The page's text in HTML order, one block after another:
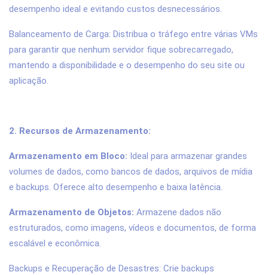
desempenho ideal e evitando custos desnecessários.
Balanceamento de Carga: Distribua o tráfego entre várias VMs
para garantir que nenhum servidor fique sobrecarregado,
mantendo a disponibilidade e o desempenho do seu site ou
aplicação.
2. Recursos de Armazenamento:
Armazenamento em Bloco: Ideal para armazenar grandes
volumes de dados, como bancos de dados, arquivos de mídia
e backups. Oferece alto desempenho e baixa latência.
Armazenamento de Objetos: Armazene dados não
estruturados, como imagens, vídeos e documentos, de forma
escalável e econômica.
Backups e Recuperação de Desastres: Crie backups